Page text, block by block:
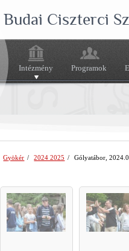
Budai Ciszterci
Intézmény Programok
Gyökér / 2024 2025 / Gólyatábor,